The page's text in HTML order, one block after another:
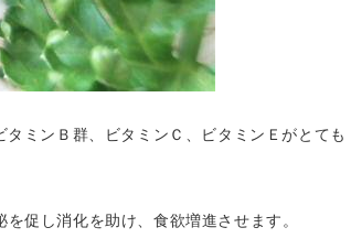
ミンＢ群、ビタミンＣ、ビタミンＥがとても
を促し消化を助け、食欲増進させます。